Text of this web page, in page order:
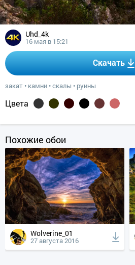
Uhd_4k
16 мая в 15:21
Скачать
закат • камни •скалы • руины
Цвета
Похожие обои
Wolverine_01
27 августа 2016